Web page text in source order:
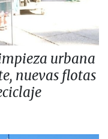
urbana
nuevas flotas